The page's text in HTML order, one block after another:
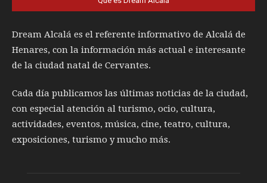
Dream Alcalá es el referente informativo de Alcalá de
Henares, con la información más actual e interesante
de la ciudad natal de Cervantes.
Cada día publicamos las últimas noticias de la ciudad,
con especial atención al turismo, ocio, cultura,
actividades, eventos, música, cine, teatro, cultura,
exposiciones, turismo y mucho más.